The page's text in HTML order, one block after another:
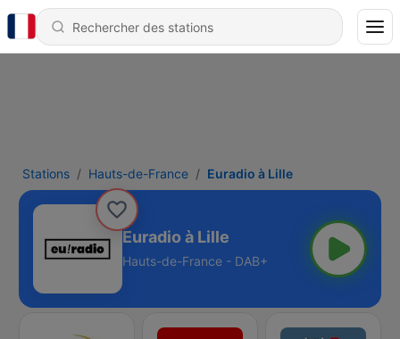
Stations Hauts-de-France Euradio à Lille
Euradio à Lille
Hauts-de-France - DAB+